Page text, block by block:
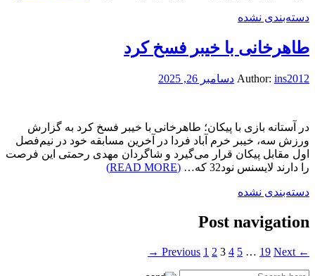
دسته‌بندی نشده
طاهرخانی با خیبر فسخ کرد
Author: ins2012 دسامبر 26, 2025
در آستانه بازی با پیکان؛ طاهرخانی با خیبر فسخ کرد به گزارش
ورزش سه، خیبر خرم آباد فردا در آخرین مسابقه خود در نیم‌فصل
اول مقابل پیکان قرار می‌گیرد و شاگردان مهدی رحمتی این فرصت
را دارند لایسنس نود32 که…
(READ MORE)
دسته‌بندی نشده
Post navigation
← Previous
1 2 3 4 5 … 19 Next →